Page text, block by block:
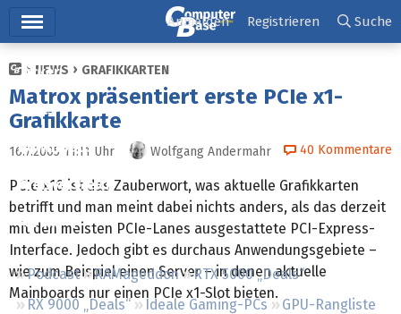
Ticker
Tests
Downloads
Preisvergleich
Forum
Podcast RAMageddon
RTX 5000 „Deals“
RX 9000 „Deals“
Ideale Gaming-PCs
GPU-Rangliste
Anmelden Registrieren Suche
NEWS GRAFIKKARTEN
Matrox präsentiert erste PCIe x1-
Grafikkarte
16.7.2005 11:11 Uhr Wolfgang Andermahr 40 Kommentare
PCIe x16 ist das Zauberwort, was aktuelle Grafikkarten
betrifft und man meint dabei nichts anders, als das derzeit
mit den meisten PCIe-Lanes ausgestattete PCI-Express-
Interface. Jedoch gibt es durchaus Anwendungsgebiete –
wie zum Beispiel einen Server – in denen aktuelle
Mainboards nur einen PCIe x1-Slot bieten.